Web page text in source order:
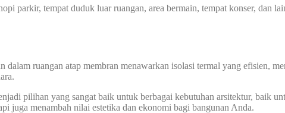
parkir, tempat duduk luar ruangan, area bermain, tempat konser, dan
ruangan atap membran menawarkan isolasi termal yang efisien,
pilihan yang sangat baik untuk berbagai kebutuhan arsitektur, baik
juga menambah nilai estetika dan ekonomi bagi bangunan Anda.